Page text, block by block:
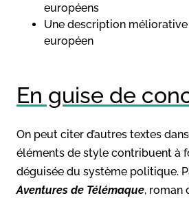
européens
Une description
européen
En guise de
On peut citer d’autres textes
éléments de style contribuent à
déguisée du système politique.
Aventures de Télémaque, roman